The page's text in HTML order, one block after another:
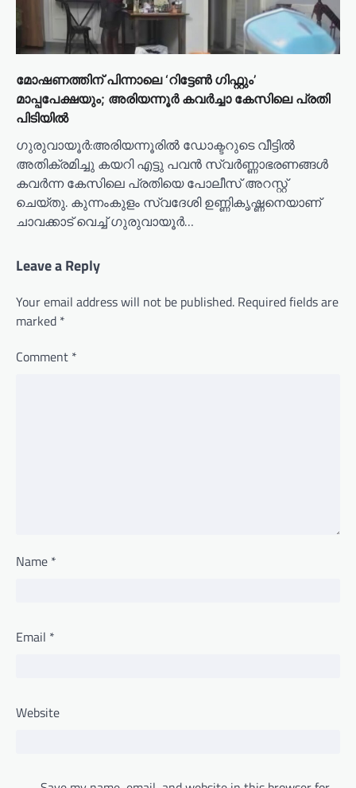
മോഷണത്തിന് പിന്നാലെ ‘റിട്ടേൺ ഗിഫ്റ്റും’
മാപ്പപേക്ഷയും; അരിയന്നൂർ കവർച്ചാ കേസിലെ പ്രതി
പിടിയിൽ
ഗുരുവായൂർ:അരിയന്നൂരിൽ ഡോക്ടറുടെ വീട്ടിൽ
അതിക്രമിച്ചു കയറി എട്ടു പവൻ സ്വർണ്ണാഭരണങ്ങൾ
കവർന്ന കേസിലെ പ്രതിയെ പോലീസ് അറസ്റ്റ്
ചെയ്തു. കുന്നംകുളം സ്വദേശി ഉണ്ണികൃഷ്ണനെയാണ്
ചാവക്കാട് വെച്ച് ഗുരുവായൂർ…
Leave a Reply
Your email address will not be published. Required fields are
marked *
Comment *
Name *
Email *
Website